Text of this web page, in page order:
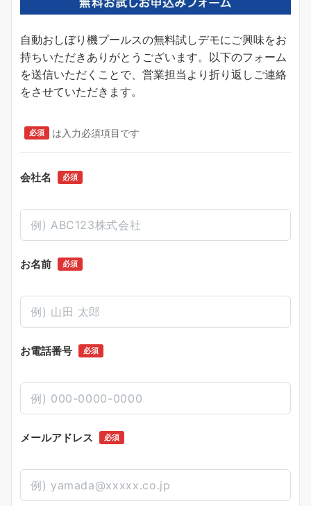
自動おしぼり機プールスの無料試しデモにご興味をお
持ちいただきありがとうございます。以下のフォーム
を送信いただくことで、営業担当より折り返しご連絡
をさせていただきます。
必須 は入力必須項目です
会社名 必須
お名前 必須
お電話番号 必須
メールアドレス 必須